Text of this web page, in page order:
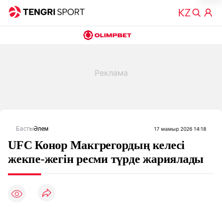
БастыӘлем 17 мамыр 2026 14:18
UFC Конор Макгрегордың келесі
жекпе-жегін ресми түрде жариялады